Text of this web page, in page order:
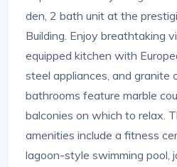
den, 2 bath unit at the
Building. Enjoy breathtaking
equipped kitchen with
steel appliances, and granite
bathrooms feature marble
balconies on which to relax.
amenities include a fitness
lagoon-style swimming pool,